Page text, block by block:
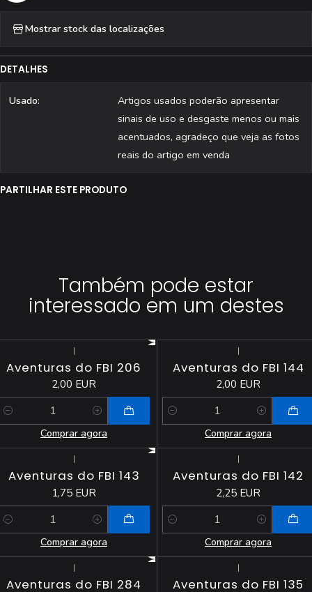
Mostrar stock das localizações
DETALHES
Usado:
Artigos usados poderão apresentar
sinais de uso e desgaste menos ou mais
acentuados, agradeço que veja as fotos
reais do artigo em venda
PARTILHAR ESTE PRODUTO
Também pode estar
interessado em um destes
|
Aventuras do FBI 206
2,00 EUR
Comprar agora
|
Aventuras do FBI 144
2,00 EUR
Quantidade
Comprar agora
|
Aventuras do FBI 143
1,75 EUR
Comprar agora
|
Aventuras do FBI 142
2,25 EUR
Quantidade
Comprar agora
|
Aventuras do FBI 284
|
Aventuras do FBI 135